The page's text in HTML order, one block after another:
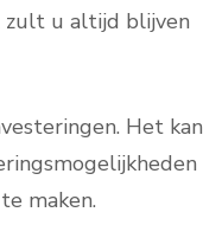
zult u altijd blijven
Het kan
maken.